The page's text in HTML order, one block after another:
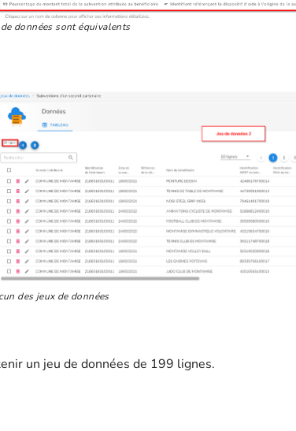
données sont équivalents
des jeux de données
un jeu de données de 199 lignes.